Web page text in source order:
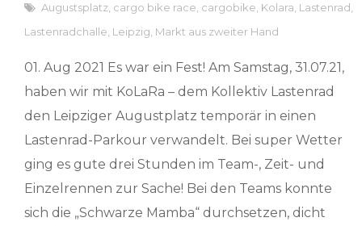
Augustsplatz cargo bike race cargobike Kolara Lastenrad
Lastenradchalle Leipzig Markt aus zweiter Hand
01. Aug 2021 Es war ein Fest! Am Samstag, 31.07.21,
haben wir mit KoLaRa – dem Kollektiv Lastenrad
den Leipziger Augustplatz temporär in einen
Lastenrad-Parkour verwandelt. Bei super Wetter
ging es gute drei Stunden im Team-, Zeit- und
Einzelrennen zur Sache! Bei den Teams konnte
sich die „Schwarze Mamba“ durchsetzen, dicht